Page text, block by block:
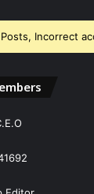
Incorrect